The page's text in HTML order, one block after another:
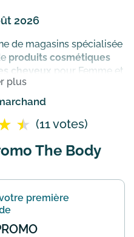
2026
de magasins spécialisée
produits cosmétiques
cheveux pour Femme et
Angleterre par Anita
Shop développe des
sans test sur les
plus
(11 votes)
The Body
première